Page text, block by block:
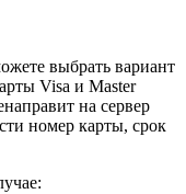
выбрать вариант
Visa и Master
на сервер
номер карты, срок